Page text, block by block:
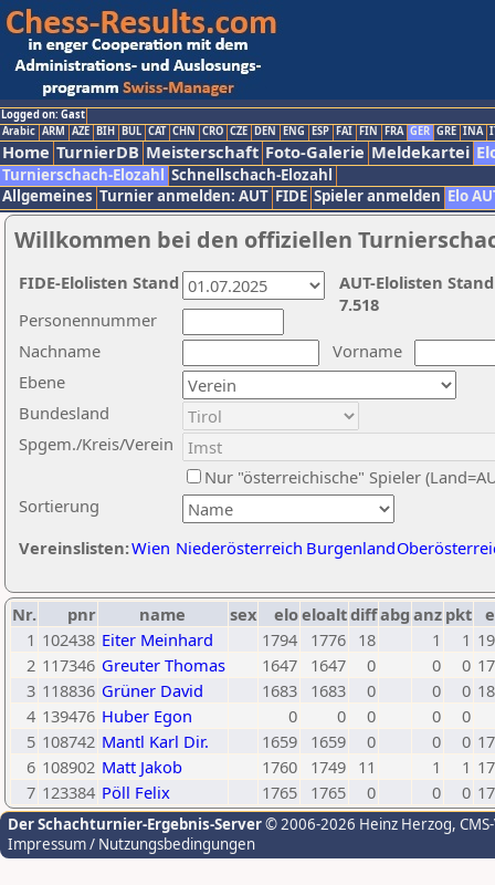
Logged on: Gast
Arabic ARM AZE BIH BUL CAT CHN CRO CZE DEN ENG ESP FAI FIN FRA GER GRE INA
Home TurnierDB Meisterschaft Foto-Galerie Meldekartei
Turnierschach-Elozahl Schnellschach-Elozahl
Allgemeines Turnier anmelden: AUT FIDE Spieler anmelden Elo
Willkommen bei den offiziellen
Nachname
Vorname
Ebene
Sortierung
Personennummer
Bundesland
Spgem./Kreis/Verein
Nur "österreichische" Spieler
Vereinslisten:Wien Niederösterreich Burgenland
AUT-Elolisten
7.518
FIDE-Elolisten Stand
Nr. pnr name sex eloeloaltdiffabg anz pkt
1 102438 Eiter Meinhard 1794 1776 18 1 1
2 117346 Greuter Thomas 1647 1647 0 0 0
3 118836 Grüner David 1683 1683 0 0 0
4 139476 Huber Egon 0 0 0 0
0
5 108742 Mantl Karl Dir. 1659 1659 0 0 0
6 108902 Matt Jakob 1760 1749 11 1 1
7 123384 Pöll Felix 1765 1765 0 0 0
Der Schachturnier-Ergebnis-Server© 2006-2026 Heinz Herzog,
Impressum / Nutzungsbedingungen